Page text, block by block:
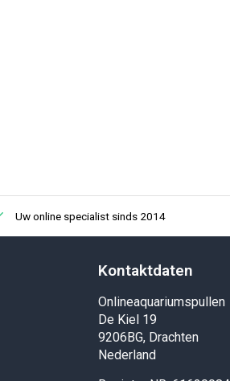
Uw online specialist sinds 2014
Kontaktdaten
Onlineaquariumspullen
De Kiel 19
9206BG, Drachten
Nederland